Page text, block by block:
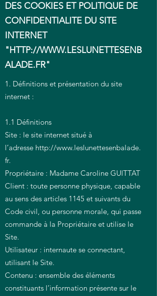
DES COOKIES ET POLITIQUE DE
CONFIDENTIALITE DU SITE
INTERNET
"HTTP://WWW.LESLUNETTESENB
ALADE.FR"
1. Définitions et présentation du site
internet :
1.1 Définitions
Site : le site internet situé à
l’adresse http://www.leslunettesenbalade.
fr.
Propriétaire : Madame Caroline GUITTAT
Client : toute personne physique, capable
au sens des articles 1145 et suivants du
Code civil, ou personne morale, qui passe
commande à la Propriétaire et utilise le
Site.
Utilisateur : internaute se connectant,
utilisant le Site.
Contenu : ensemble des éléments
constituants l’information présente sur le